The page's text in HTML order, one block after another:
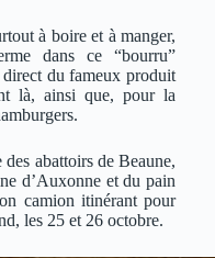
à boire et à manger,
dans ce “bourru”
du fameux produit
là, ainsi que, pour la
abattoirs de Beaune,
d’Auxonne et du pain
camion itinérant pour
les 25 et 26 octobre.